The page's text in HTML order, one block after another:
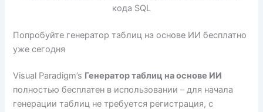
кода SQL
Попробуйте генератор таблиц на основе ИИ бесплатно
уже сегодня
Visual Paradigm’s Генератор таблиц на основе ИИ
полностью бесплатен в использовании – для начала
генерации таблиц не требуется регистрация, с